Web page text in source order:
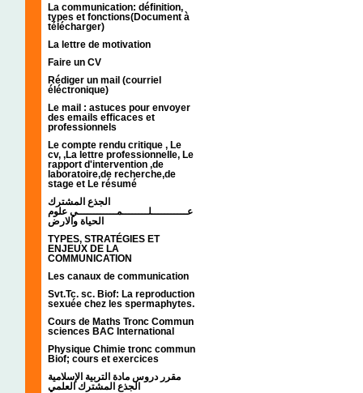
La communication: définition,
types et fonctions(Document à
télécharger)
La lettre de motivation
Faire un CV
Rédiger un mail (courriel
éléctronique)
Le mail : astuces pour envoyer
des emails efficaces et
professionnels
Le compte rendu critique , Le
cv, ,La lettre professionnelle, Le
rapport d'intervention ,de
laboratoire,de recherche,de
stage et Le résumé
الجذع المشترك
عـــــــــــلــــــــمــــــــــــي علوم
الحياة والارض
TYPES, STRATÉGIES ET
ENJEUX DE LA
COMMUNICATION
Les canaux de communication
Svt.Tc. sc. Biof: La reproduction
sexuée chez les spermaphytes.
Cours de Maths Tronc Commun
sciences BAC International
Physique Chimie tronc commun
Biof; cours et exercices
مقرر دروس مادة التربية الإسلامية
الجذع المشترك العلمي